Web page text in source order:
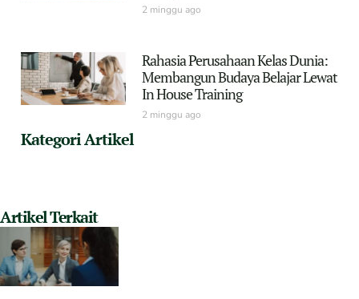
2 minggu ago
Rahasia Perusahaan Kelas Dunia:
Membangun Budaya Belajar Lewat
In House Training
2 minggu ago
Kategori Artikel
Artikel Terkait